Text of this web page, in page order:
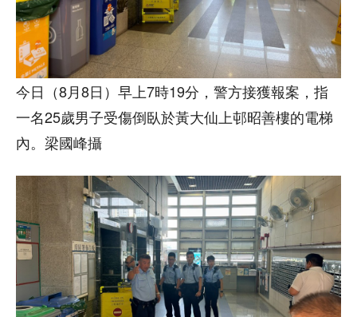
今日（8月8日）早上7時19分，警方接獲報案，指
一名25歲男子受傷倒臥於黃大仙上邨昭善樓的電梯
內。梁國峰攝